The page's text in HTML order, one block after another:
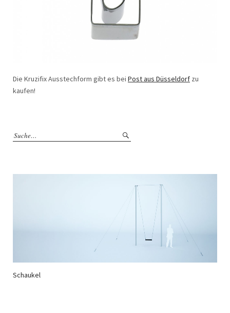
Die Kruzifix Ausstechform gibt es bei Post aus Düsseldorf zu
kaufen!
Schaukel